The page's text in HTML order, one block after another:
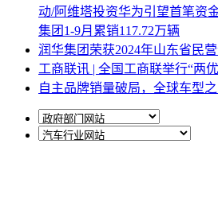
动/阿维塔投资华为引望首笔资
集团1-9月累销117.72万辆
润华集团荣获2024年山东省民
工商联讯 | 全国工商联举行“两
自主品牌销量破局，全球车型